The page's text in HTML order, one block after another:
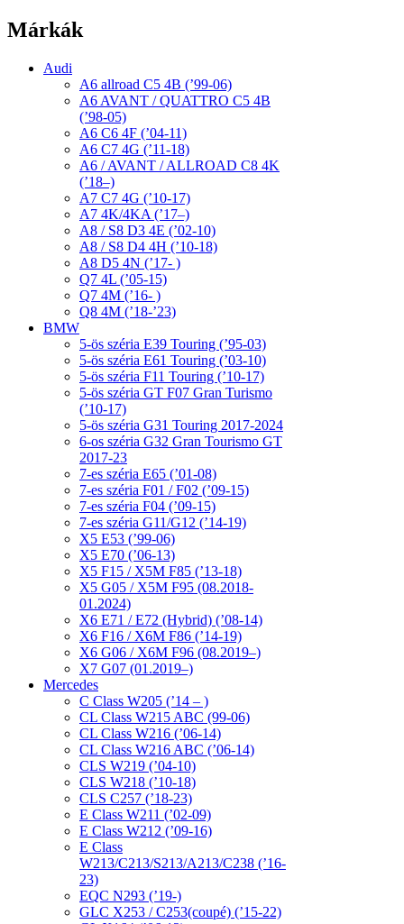
Márkák
Audi
A6 allroad C5 4B (’99-06)
A6 AVANT / QUATTRO C5 4B
(’98-05)
A6 C6 4F (’04-11)
A6 C7 4G (’11-18)
A6 / AVANT / ALLROAD C8 4K
(’18–)
A7 C7 4G (’10-17)
A7 4K/4KA (’17–)
A8 / S8 D3 4E (’02-10)
A8 / S8 D4 4H (’10-18)
A8 D5 4N (’17- )
Q7 4L (’05-15)
Q7 4M (’16- )
Q8 4M (’18-’23)
BMW
5-ös széria E39 Touring (’95-03)
5-ös széria E61 Touring (’03-10)
5-ös széria F11 Touring (’10-17)
5-ös széria GT F07 Gran Turismo
(’10-17)
5-ös széria G31 Touring 2017-2024
6-os széria G32 Gran Tourismo GT
2017-23
7-es széria E65 (’01-08)
7-es széria F01 / F02 (’09-15)
7-es széria F04 (’09-15)
7-es széria G11/G12 (’14-19)
X5 E53 (’99-06)
X5 E70 (’06-13)
X5 F15 / X5M F85 (’13-18)
X5 G05 / X5M F95 (08.2018-
01.2024)
X6 E71 / E72 (Hybrid) (’08-14)
X6 F16 / X6M F86 (’14-19)
X6 G06 / X6M F96 (08.2019–)
X7 G07 (01.2019–)
Mercedes
C Class W205 (’14 – )
CL Class W215 ABC (99-06)
CL Class W216 (’06-14)
CL Class W216 ABC (’06-14)
CLS W219 (’04-10)
CLS W218 (’10-18)
CLS C257 (’18-23)
E Class W211 (’02-09)
E Class W212 (’09-16)
E Class
W213/C213/S213/A213/C238 (’16-
23)
EQC N293 (’19-)
GLC X253 / C253(coupé) (’15-22)